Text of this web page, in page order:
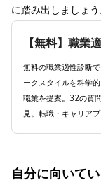
短期的な
まとめ
に踏み出しましょう
【無料】職業
で科学的分析
無料の職業適性診断
ークスタイルを科学
職業を提案。32の質
見。転職・キャリア
自分に向いて